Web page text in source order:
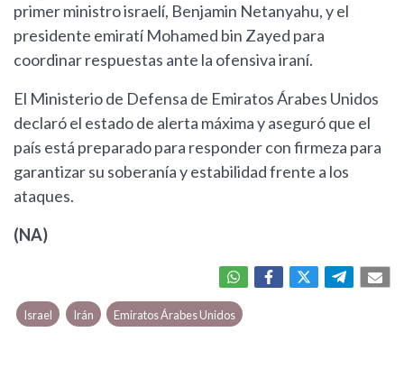
primer ministro israelí, Benjamin Netanyahu, y el
presidente emiratí Mohamed bin Zayed para
coordinar respuestas ante la ofensiva iraní.
El Ministerio de Defensa de Emiratos Árabes Unidos
declaró el estado de alerta máxima y aseguró que el
país está preparado para responder con firmeza para
garantizar su soberanía y estabilidad frente a los
ataques.
(NA)
Israel Irán Emiratos Árabes Unidos